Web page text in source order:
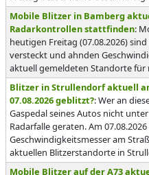
Mobile Blitzer in Bamberg
Radarkontrollen stattfinden:
heutigen Freitag (07.08.2026)
versteckt und ahnden
aktuell gemeldeten Standorte für
Blitzer in Strullendorf aktuell
07.08.2026 geblitzt?: Wer an
Gaspedal seines Autos nicht
Radarfalle geraten. Am
Geschwindigkeitsmesser am
aktuellen Blitzerstandorte in
Mobile Blitzer auf der A73